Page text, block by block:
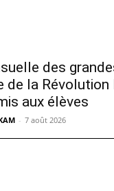
des
de la
aux élèves
- 7 août 2026